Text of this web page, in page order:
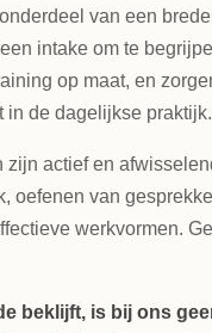
van een
intake om te
op maat, en
in de dagelijkse praktijk.
zijn actief en
oefenen van
werkvormen.
beklijft, is bij ons